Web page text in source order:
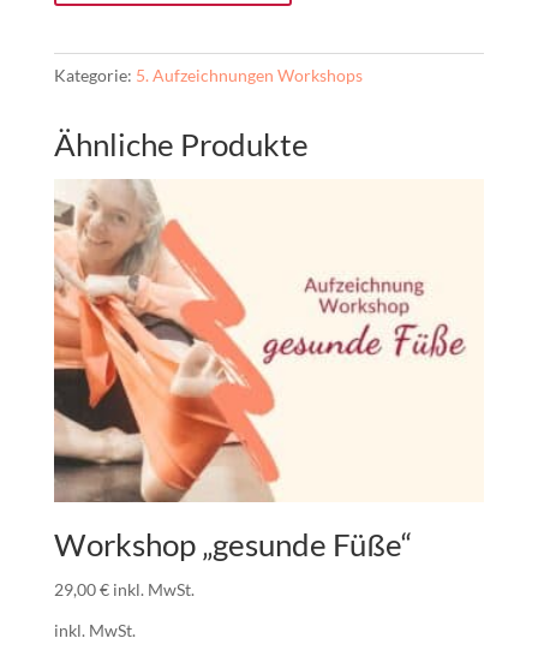
Menge
Kategorie: 5. Aufzeichnungen Workshops
Ähnliche Produkte
Workshop „gesunde Füße“
29,00€ inkl. MwSt.
inkl. MwSt.